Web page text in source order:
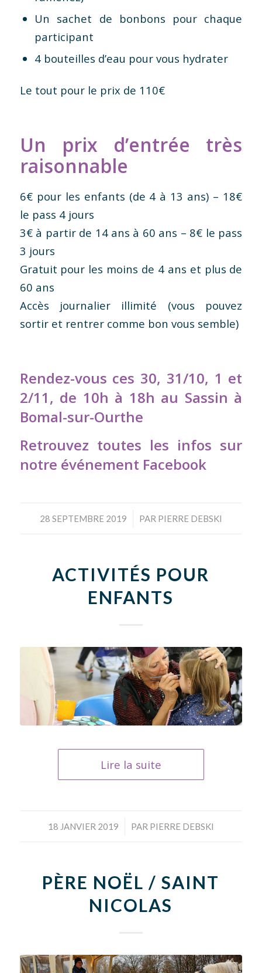
Un sachet de bonbons pour chaque
participant
4 bouteilles d’eau pour vous hydrater
Le tout pour le prix de 110€
Un prix d’entrée très
raisonnable
6€ pour les enfants (de 4 à 13 ans) – 18€
le pass 4 jours
3€ à partir de 14 ans à 60 ans – 8€ le pass
3 jours
Gratuit pour les moins de 4 ans et plus de
60 ans
Accès journalier illimité (vous pouvez
sortir et rentrer comme bon vous semble)
Rendez-vous ces 30, 31/10, 1 et
2/11, de 10h à 18h au Sassin à
Bomal-sur-Ourthe
Retrouvez toutes les infos sur
notre événement Facebook
28 SEPTEMBRE 2019
/ PAR PIERRE DEBSKI
ACTIVITÉS POUR
ENFANTS
Lire la suite
18 JANVIER 2019
/ PAR PIERRE DEBSKI
PÈRE NOËL / SAINT
NICOLAS